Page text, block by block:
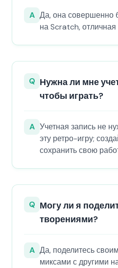
A Да, она совершенно
на Scratch, отличная
Q Нужна ли мне
чтобы играть?
A Учетная запись не
эту ретро-игру;
сохранить свою
Q Могу ли я
творениями?
A Да, поделитесь
миксами с другими